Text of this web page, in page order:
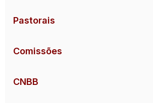
Pastorais
Comissões
CNBB